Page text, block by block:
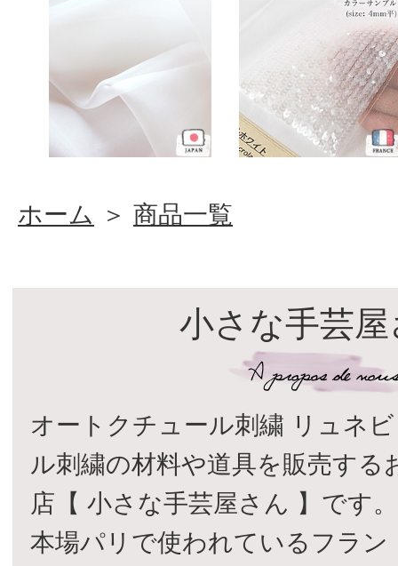
ホーム ＞ 商品一覧
小さな手芸
オートクチュール刺繍 リュネビ
ル刺繍の材料や道具を販売する
店【 小さな手芸屋さん 】です。
本場パリで使われているフラン